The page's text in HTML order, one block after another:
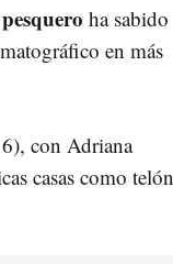
ha sabido
en más
con Adriana
casas como telón